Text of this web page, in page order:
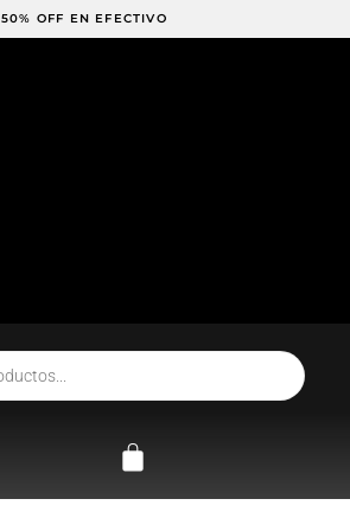
50% OFF EN EFECTIVO
Carrito